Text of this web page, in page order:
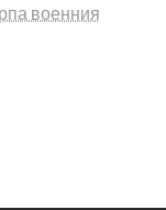
военния